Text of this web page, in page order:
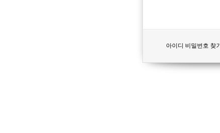
아이디 비밀번호 찾